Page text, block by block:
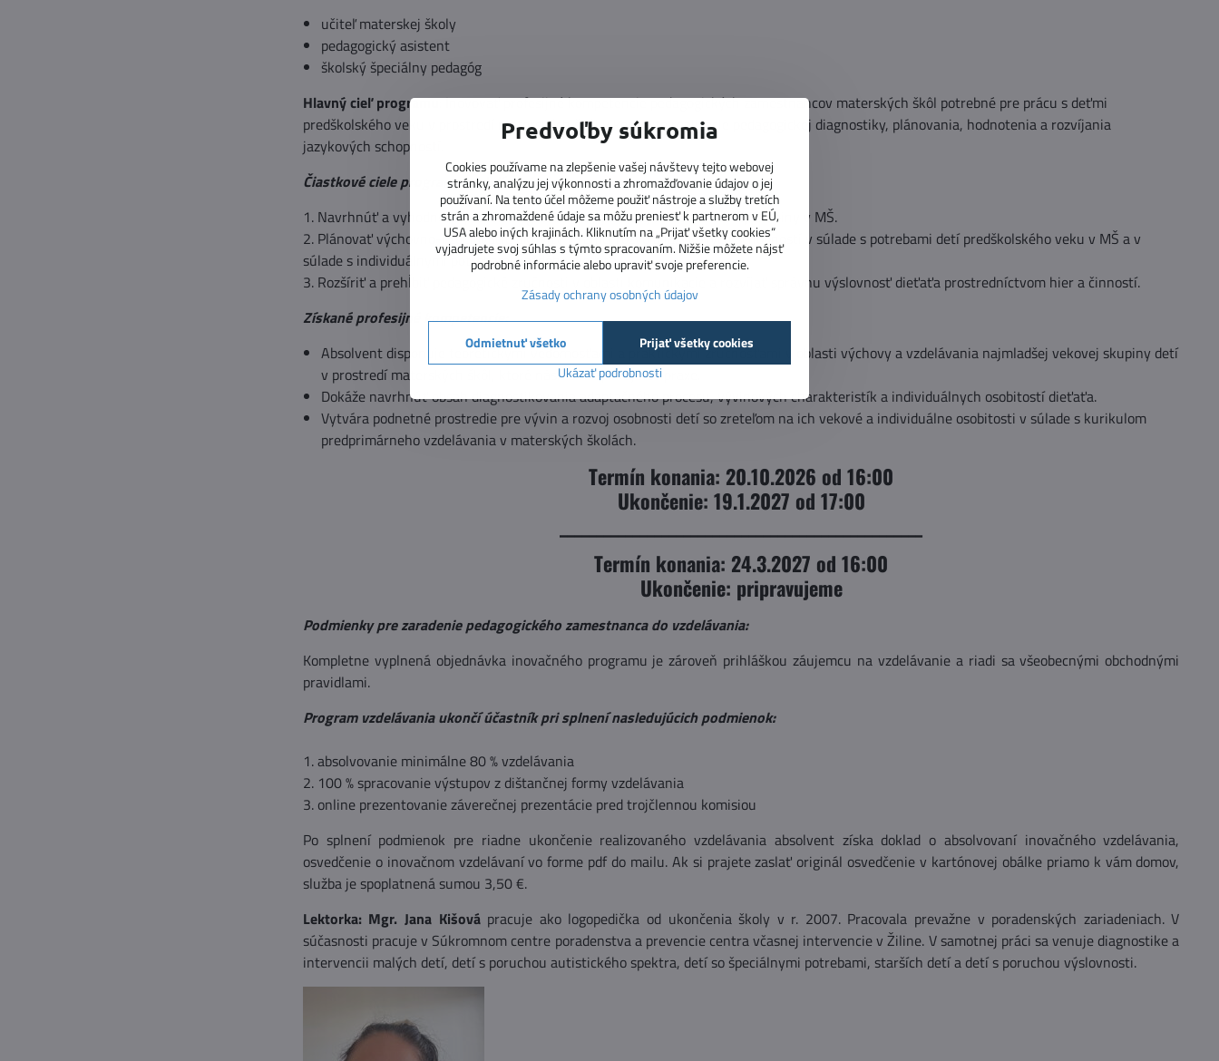
učiteľ materskej školy
pedagogický asistent
školský špeciálny pedagóg
Hlavný cieľ programu: Inovovať profesijné kompetencie pedagogických zamestnancov materských škôl potrebné pre prácu s deťmi
predškolského veku v prostredí materských škôl v kontexte realizácie pedagogickej diagnostiky, plánovania, hodnotenia a rozvíjania
jazykových schopností.
Čiastkové ciele programu vzdelávania:
1. Navrhnúť a vyhodnotiť proces diagnostiky dieťaťa najmladšej vekovej skupiny v MŠ.
2. Plánovať výchovno-vzdelávacie aktivity v rámci rozvoja jazykových schopností v súlade s potrebami detí predškolského veku v MŠ a v
súlade s individuálnymi potrebami každého dieťaťa.
3. Rozšíriť a prehĺbiť pedagogické zručnosti v oblasti komunikácie a rozvíjať správnu výslovnosť dieťaťa prostredníctvom hier a činností.
Získané profesijné kompetencie:
Absolvent disponuje teoretickými vedomosťami a praktickými zručnosťami v oblasti výchovy a vzdelávania najmladšej vekovej skupiny detí
v prostredí materských škôl, ktoré následne aplikuje do praxe.
Dokáže navrhnúť obsah diagnostikovania adaptačného procesu, vývinových charakteristík a individuálnych osobitostí dieťaťa.
Vytvára podnetné prostredie pre vývin a rozvoj osobnosti detí so zreteľom na ich vekové a individuálne osobitosti v súlade s kurikulom
predprimárneho vzdelávania v materských školách.
Termín konania: 20.10.2026 od 16:00
Ukončenie: 19.1.2027 od 17:00
Termín konania: 24.3.2027 od 16:00
Ukončenie: pripravujeme
Podmienky pre zaradenie pedagogického zamestnanca do vzdelávania:
Kompletne vyplnená objednávka inovačného programu je zároveň prihláškou záujemcu na vzdelávanie a riadi sa všeobecnými obchodnými
pravidlami.
Program vzdelávania ukončí účastník pri splnení nasledujúcich podmienok:
1. absolvovanie minimálne 80 % vzdelávania
2. 100 % spracovanie výstupov z dištančnej formy vzdelávania
3. online prezentovanie záverečnej prezentácie pred trojčlennou komisiou
Po splnení podmienok pre riadne ukončenie realizovaného vzdelávania absolvent získa doklad o absolvovaní inovačného vzdelávania,
osvedčenie o inovačnom vzdelávaní vo forme pdf do mailu. Ak si prajete zaslať originál osvedčenie v kartónovej obálke priamo k vám domov,
služba je spoplatnená sumou 3,50 €.
Lektorka: Mgr. Jana Kišovápracuje ako logopedička od ukončenia školy v r. 2007. Pracovala prevažne v poradenských zariadeniach. V
súčasnosti pracuje v Súkromnom centre poradenstva a prevencie centra včasnej intervencie v Žiline. V samotnej práci sa venuje diagnostike a
intervencii malých detí, detí s poruchou autistického spektra, detí so špeciálnymi potrebami, starších detí a detí s poruchou výslovnosti.
Predvoľby súkromia
Cookies používame na zlepšenie vašej návštevy tejto webovej
stránky, analýzu jej výkonnosti a zhromažďovanie údajov o jej
používaní. Na tento účel môžeme použiť nástroje a služby tretích
strán a zhromaždené údaje sa môžu preniesť k partnerom v EÚ,
USA alebo iných krajinách. Kliknutím na „Prijať všetky cookies“
vyjadrujete svoj súhlas s týmto spracovaním. Nižšie môžete nájsť
podrobné informácie alebo upraviť svoje preferencie.
Zásady ochrany osobných údajov
Ukázať podrobnosti
Prijať všetky cookies
Odmietnuť všetko